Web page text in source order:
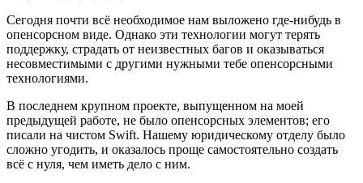
Сегодня почти всё необходимое нам выложено где-нибудь в
опенсорсном виде. Однако эти технологии могут терять
поддержку, страдать от неизвестных багов и оказываться
несовместимыми с другими нужными тебе опенсорсными
технологиями.
В последнем крупном проекте, выпущенном на моей
предыдущей работе, не было опенсорсных элементов; его
писали на чистом Swift. Нашему юридическому отделу было
сложно угодить, и оказалось проще самостоятельно создать
всё с нуля, чем иметь дело с ним.